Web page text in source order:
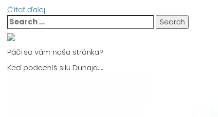
Čítať ďalej
Search
for:
Páči sa vám naša stránka?
Keď podceníš silu Dunaja….